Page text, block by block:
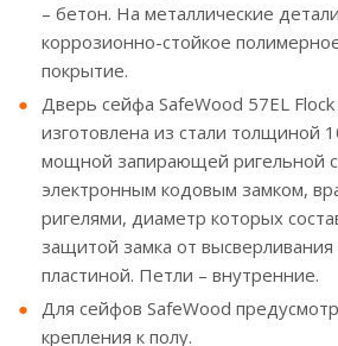
– бетон. На металлические
коррозионно-стойкое
покрытие.
Дверь сейфа SafeWood 57EL Flock
изготовлена из стали толщиной
мощной запирающей ригельной
электронным кодовым замком,
ригелями, диаметр которых
защитой замка от
пластиной. Петли – внутренние.
Для сейфов SafeWood
крепления к полу.